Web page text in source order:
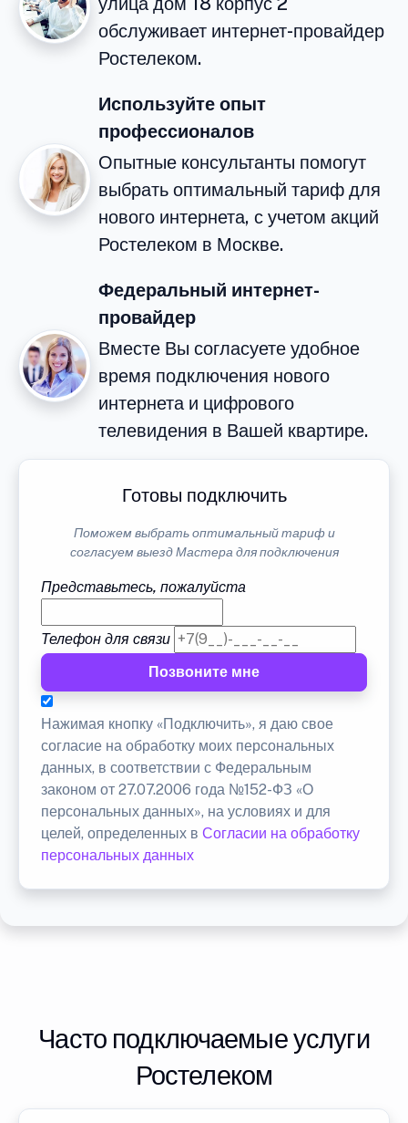
обслуживает интернет-провайдер
Ростелеком.
Используйте опыт
профессионалов
Опытные консультанты помогут
выбрать оптимальный тариф для
нового интернета, с учетом акций
Ростелеком в Москве.
Федеральный интернет-
провайдер
Вместе Вы согласуете удобное
время подключения нового
интернета и цифрового
телевидения в Вашей квартире.
Готовы подключить
Поможем выбрать оптимальный тариф и
согласуем выезд Мастера для подключения
Представьтесь, пожалуйста
Телефон для связи
Позвоните мне
Нажимая кнопку «Подключить», я даю свое
согласие на обработку моих персональных
данных, в соответствии с Федеральным
законом от 27.07.2006 года №152-ФЗ «О
персональных данных», на условиях и для
целей, определенных в Согласии на обработку
персональных данных
Часто подключаемые услуги
Ростелеком